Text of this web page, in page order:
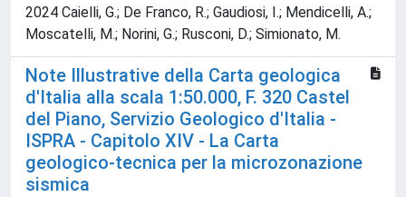
2024 Caielli, G.; De Franco, R.; Gaudiosi, I.; Mendicelli, A.;
Moscatelli, M.; Norini, G.; Rusconi, D.; Simionato, M.
Note Illustrative della Carta geologica
d'Italia alla scala 1:50.000, F. 320 Castel
del Piano, Servizio Geologico d'Italia -
ISPRA - Capitolo XIV - La Carta
geologico-tecnica per la microzonazione
sismica